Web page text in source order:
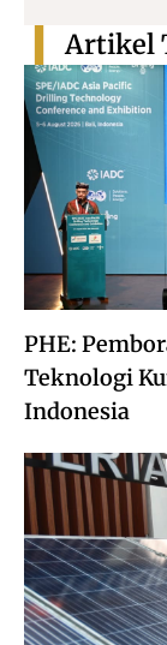
PHE:
Teknologi
Indonesia
Artikel